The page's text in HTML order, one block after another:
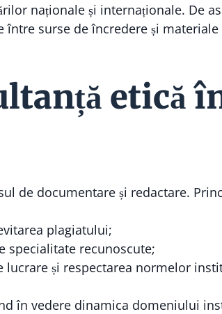
naționale și internaționale. De
surse de încredere și
etică
de documentare și redactare.
plagiatului;
specialitate recunoscute;
și respectarea normelor
în vedere dinamica domeniului